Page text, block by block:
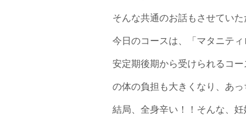
そんな共通のお話もさせていた
今日のコースは、「マタニティ
安定期後期から受けられるコ
の体の負担も大きくなり、あ
結局、全身辛い！！そんな、